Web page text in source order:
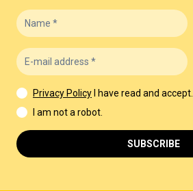
Privacy Policy
I have read and accept.
I am not a robot.
SUBSCRIBE